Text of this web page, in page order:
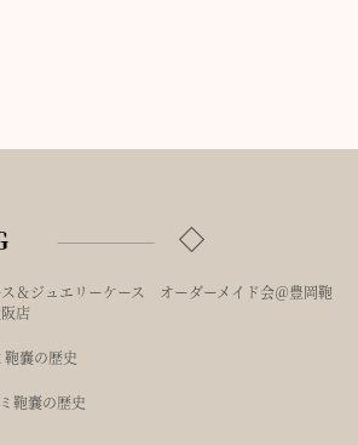
＆ジュエリーケース オーダーメイド会＠豊岡鞄
店
鞄嚢の歴史
鞄嚢の歴史